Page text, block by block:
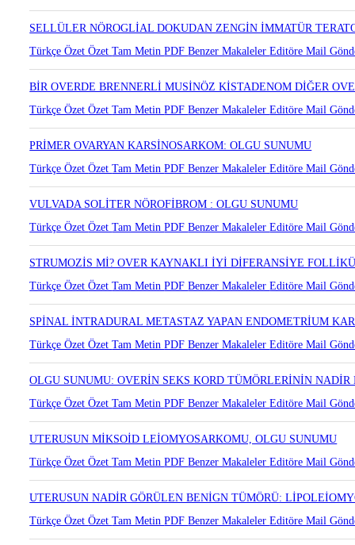
OVERİN SEKS KORD-STROMAL TÜMÖRÜNE BENZEYEN
Türkçe ÖzetÖzetTam MetinPDFBenzer MakalelerEditöre Mail
SELLÜLER NÖROGLİAL DOKUDAN ZENGİN İMMATÜR
Türkçe ÖzetÖzetTam MetinPDFBenzer MakalelerEditöre Mail
BİR OVERDE BRENNERLİ MUSİNÖZ KİSTADENOM DİĞER
Türkçe ÖzetÖzetTam MetinPDFBenzer MakalelerEditöre Mail
PRİMER OVARYAN KARSİNOSARKOM: OLGU SUNUMU
Türkçe ÖzetÖzetTam MetinPDFBenzer MakalelerEditöre Mail
VULVADA SOLİTER NÖROFİBROM : OLGU SUNUMU
Türkçe ÖzetÖzetTam MetinPDFBenzer MakalelerEditöre Mail
STRUMOZİS Mİ? OVER KAYNAKLI İYİ DİFERANSİYE
Türkçe ÖzetÖzetTam MetinPDFBenzer MakalelerEditöre Mail
SPİNAL İNTRADURAL METASTAZ YAPAN ENDOMETRİUM
Türkçe ÖzetÖzetTam MetinPDFBenzer MakalelerEditöre Mail
OLGU SUNUMU: OVERİN SEKS KORD TÜMÖRLERİNİN
Türkçe ÖzetÖzetTam MetinPDFBenzer MakalelerEditöre Mail
UTERUSUN MİKSOİD LEİOMYOSARKOMU, OLGU SUNUMU
Türkçe ÖzetÖzetTam MetinPDFBenzer MakalelerEditöre Mail
UTERUSUN NADİR GÖRÜLEN BENİGN TÜMÖRÜ: